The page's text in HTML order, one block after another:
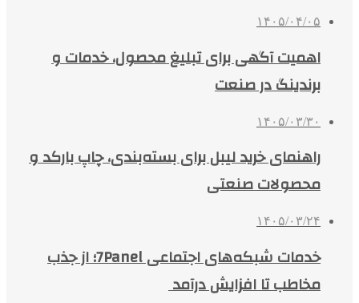
۱۴۰۵/۰۴/۰۵
اهمیت آگهی برای تبلیغ محصول، خدمات و
برندینگ در صنعت
۱۴۰۵/۰۳/۳۰
راهنمای خرید لیبل برای بسته‌بندی، چاپ بارکد و
محصولات صنعتی
۱۴۰۵/۰۳/۲۴
خدمات شبکه‌های اجتماعی 7Panel؛ از جذب
مخاطب تا افزایش درآمد